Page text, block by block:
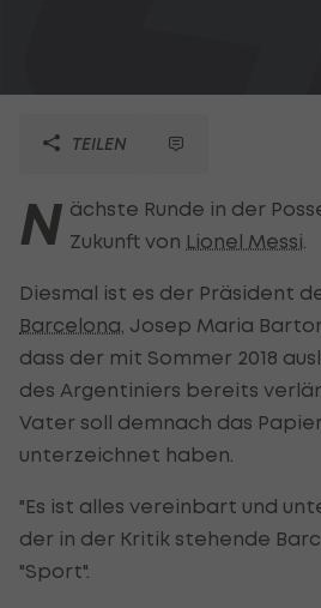
TEILEN
N ächste Runde in der
Zukunft von Lionel Messi
Diesmal ist es der Präsident
Barcelona , Josep Maria
dass der mit Sommer 2018
des Argentiniers bereits
Vater soll demnach das
unterzeichnet haben.
"Es ist alles vereinbart und
der in der Kritik stehende
"Sport".